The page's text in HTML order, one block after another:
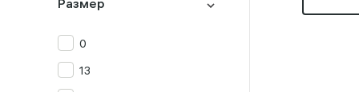
Размер
0
13